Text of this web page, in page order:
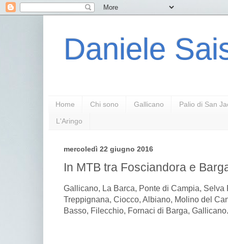
Daniele
Home Chi sono Gallicano Palio di San
L'Aringo
mercoledì 22 giugno 2016
In MTB tra Fosciandora e
Gallicano, La Barca, Ponte di Campia, Selva
Treppignana, Ciocco, Albiano, Molino del
Basso, Filecchio, Fornaci di Barga, Gallicano.